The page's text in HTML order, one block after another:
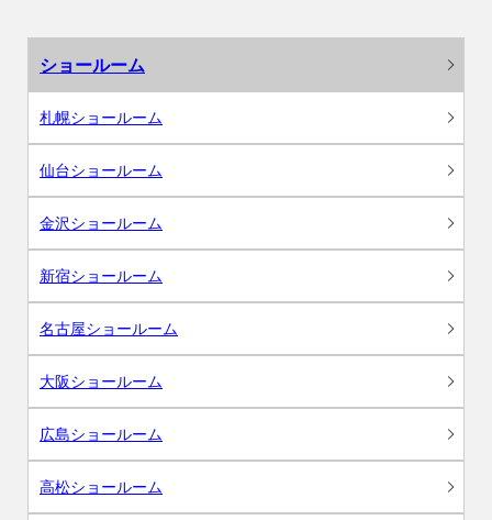
ショールーム
札幌ショールーム
仙台ショールーム
金沢ショールーム
新宿ショールーム
名古屋ショールーム
大阪ショールーム
広島ショールーム
高松ショールーム